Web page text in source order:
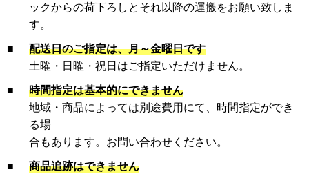
ックからの荷下ろしとそれ以降の運搬をお願い致しま
す。
■
配送日のご指定は、月～金曜日です
土曜・日曜・祝日はご指定いただけません。
■
時間指定は基本的にできません
地域・商品によっては別途費用にて、時間指定ができ
る場
合もあります。お問い合わせください。
■
商品追跡はできません